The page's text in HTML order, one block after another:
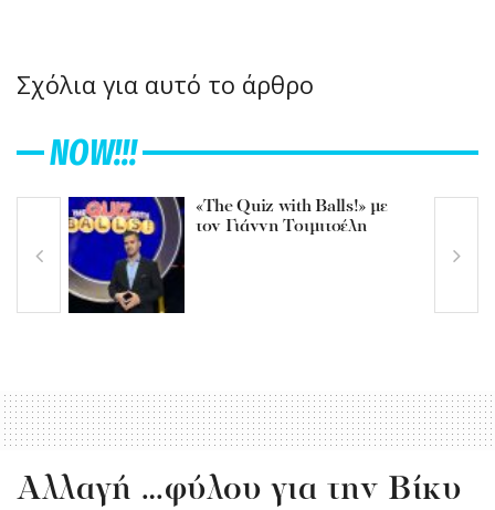
Σχόλια για αυτό το άρθρο
NOW!!!
«The Quiz with Balls!» με
τον Γιάννη Τσιμιτσέλη
Αλλαγή …φύλου για την Βίκυ